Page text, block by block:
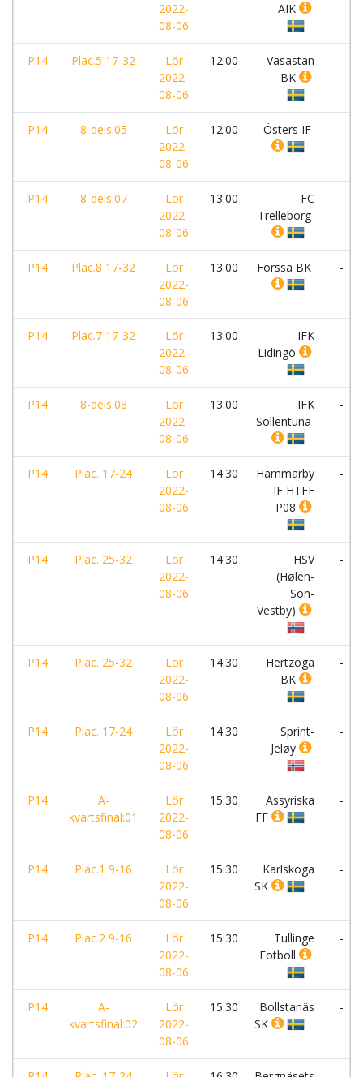
2022-
08-06
AIK
P14 Plac.5 17-32
Lör
2022-
08-06
12:00
Vasastan
BK
-
P14 8-dels:05
Lör
2022-
08-06
12:00 Östers IF -
P14 8-dels:07
Lör
2022-
08-06
13:00
FC
Trelleborg
-
P14 Plac.8 17-32
Lör
2022-
08-06
13:00 Forssa BK -
P14 Plac.7 17-32
Lör
2022-
08-06
13:00
IFK
Lidingö
-
P14 8-dels:08
Lör
2022-
08-06
13:00
IFK
Sollentuna
-
P14 Plac. 17-24
Lör
2022-
08-06
14:30
Hammarby
IF HTFF
P08
-
P14 Plac. 25-32
Lör
2022-
08-06
14:30
HSV
(Hølen-
Son-
Vestby)
-
P14 Plac. 25-32
Lör
2022-
08-06
14:30
Hertzöga
BK
-
P14 Plac. 17-24
Lör
2022-
08-06
14:30
Sprint-
Jeløy
-
P14
A-
kvartsfinal:01
Lör
2022-
08-06
15:30
Assyriska
FF
-
P14 Plac.1 9-16
Lör
2022-
08-06
15:30
Karlskoga
SK
-
P14 Plac.2 9-16
Lör
2022-
08-06
15:30
Tullinge
Fotboll
-
P14
A-
kvartsfinal:02
Lör
2022-
08-06
15:30
Bollstanäs
SK
-